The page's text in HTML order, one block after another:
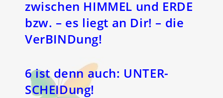
zwischen HIMMEL und ERDE
bzw. – es liegt an Dir! – die
VerBINDung!
6 ist denn auch: UNTER-
SCHEIDung!